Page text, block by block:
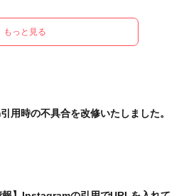
もっと見る
用時の不具合を改修いたしました。